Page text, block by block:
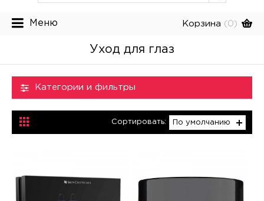
Меню Корзина (0)
Уход для глаз
Категории и фильтры
Сортировать: По умолчанию